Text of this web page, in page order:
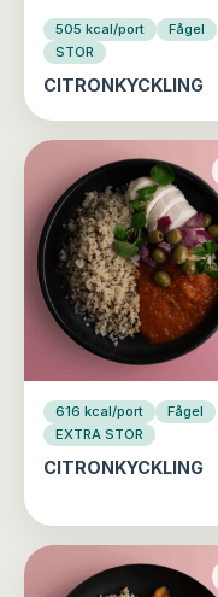
505 kcal/port
Fågel
STOR
CITRONKYCKLING
616 kcal/port
Fågel
EXTRA STOR
CITRONKYCKLING